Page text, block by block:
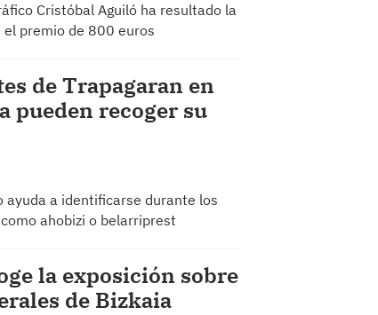
Cristóbal Aguiló ha resultado la
el premio de 800 euros
de Trapagaran en
pueden recoger su
a identificarse durante los
ahobizi o belarriprest
la exposición sobre
de Bizkaia